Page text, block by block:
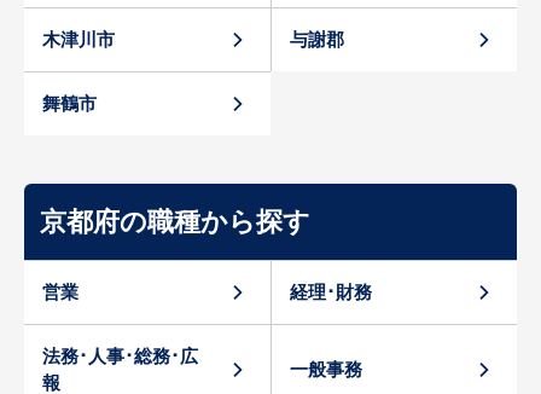
木津川市 与謝郡
舞鶴市
京都府の職種から探す
営業 経理･財務
法務･人事･総務･広
報
一般事務